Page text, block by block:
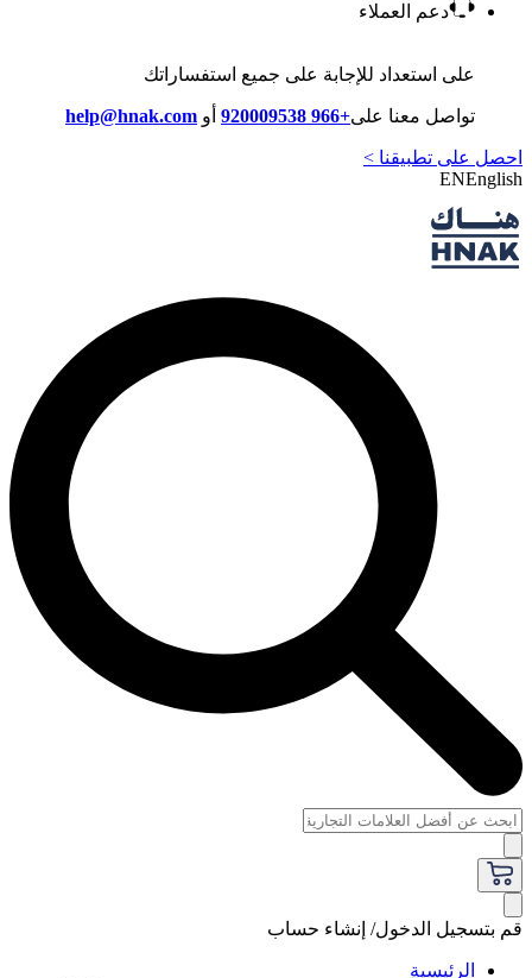
دعم العملاء
على استعداد للإجابة على جميع استفساراتك
تواصل معنا على+966 920009538 أو help@hnak.com
احصل على تطبيقنا >
ENEnglish
قم بتسجيل الدخول/ إنشاء حساب
الرئيسية